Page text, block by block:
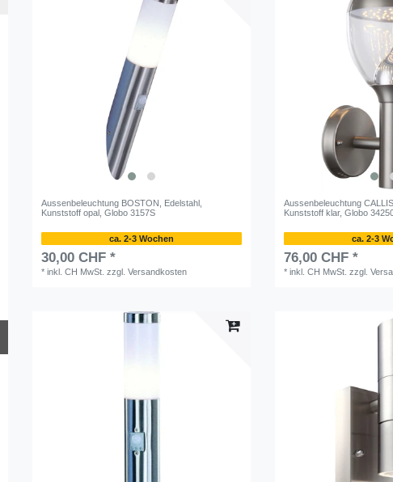
Aussenbeleuchtung BOSTON, Edelstahl,
Kunststoff opal, Globo 3157S
ca. 2-3 Wochen
30,00 CHF *
*inkl. CH MwSt. zzgl.Versandkosten
Aussenbeleuchtung
Kunststoff klar, Globo
ca. 2-3
76,00 CHF *
*inkl. CH MwSt. zzgl.